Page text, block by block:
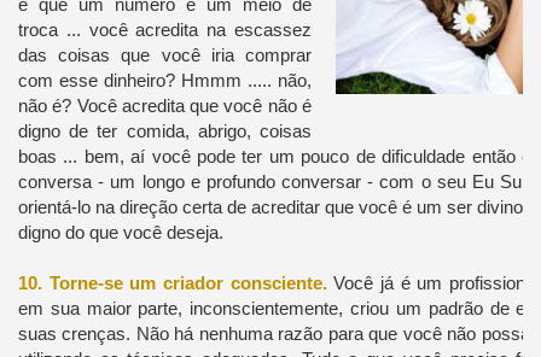
troca ... você acredita na escassez
das coisas que você iria comprar
com esse dinheiro? Hmmm ..... não,
não é? Você acredita que você não é
digno de ter comida, abrigo, coisas
boas ... bem, aí você pode ter um pouco de dificuldade então
conversa - um longo e profundo conversar - com o seu Eu
orientá-lo na direção certa de acreditar que você é um ser divino
digno do que você deseja.
10. Torne-se um criador consciente.Você já é um
em sua maior parte, inconscientemente, criou um padrão de
suas crenças. Não há nenhuma razão para que você não possa